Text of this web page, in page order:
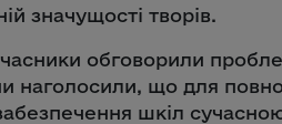
значущості творів.
обговорили
наголосили, що для
шкіл